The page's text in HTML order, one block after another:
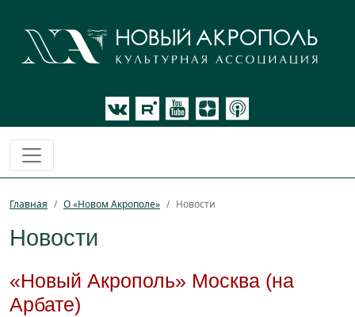
Главная О «Новом Акрополе» Новости
Новости
«Новый Акрополь» Москва (на
Арбате)